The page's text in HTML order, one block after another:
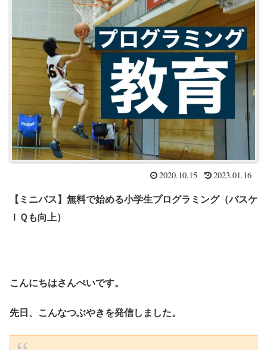
2020.10.15 2023.01.16
【ミニバス】無料で始める小学生プログラミング（バスケ
ＩＱも向上）
こんにちはさんぺいです。
先日、こんなつぶやきを発信しました。